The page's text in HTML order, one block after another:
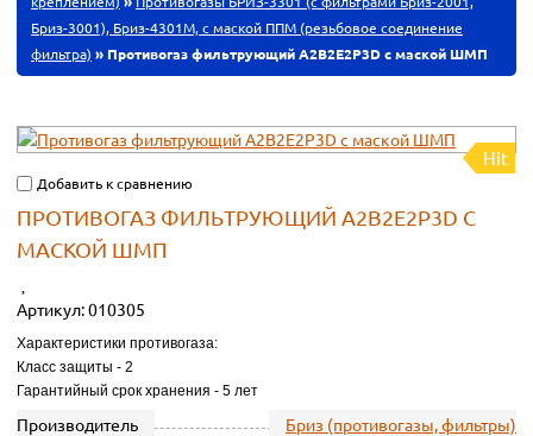
Бриз-3001), Бриз-4301М, с маской ППМ (резьбовое соединение
фильтра) » Противогаз фильтрующий А2В2Е2Р3D с маской ШМП
Hit
Добавить к сравнению
ПРОТИВОГАЗ ФИЛЬТРУЮЩИЙ А2В2Е2Р3D С
МАСКОЙ ШМП
Артикул:010305
Характеристики противогаза:
Класс защиты - 2
Гарантийный срок хранения - 5 лет
Производитель
Бриз (противогазы, фильтры)